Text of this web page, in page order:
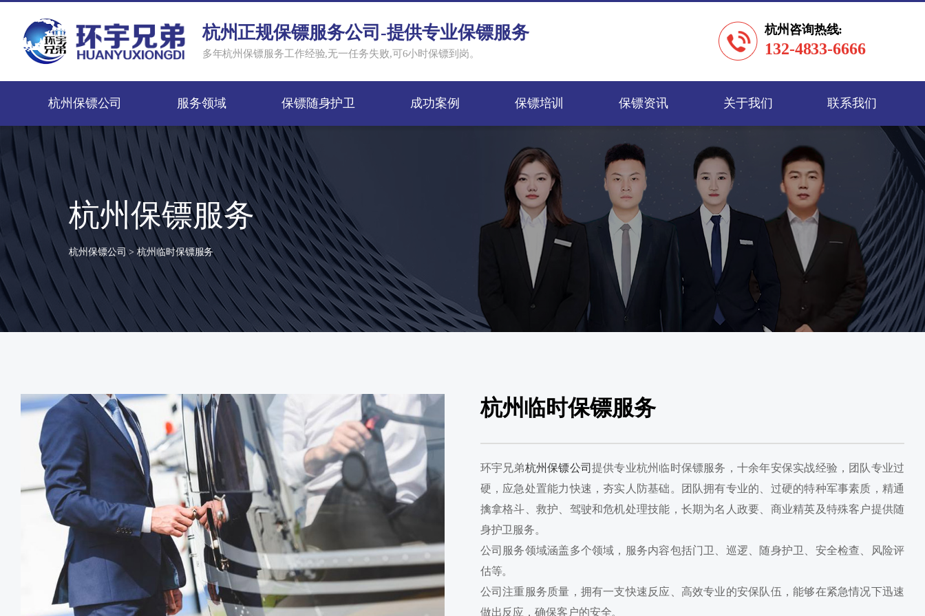
杭州正规保镖服务公司-提供专业保镖服务
多年杭州保镖服务工作经验,无一任务失败,可6小时保镖到岗。
杭州咨询热线:
132-4833-6666
杭州保镖公司 服务领域 保镖随身护卫 成功案例 保镖培训 保镖资讯 关于我们 联系我们
杭州保镖服务
杭州保镖公司>杭州临时保镖服务
杭州临时保镖服务
环宇兄弟杭州保镖公司 提供专业杭州临时保镖服务，十余年安保实战经验，团队专业过
硬，应急处置能力快速，夯实人防基础。团队拥有专业的、过硬的特种军事素质，精通
擒拿格斗、救护、驾驶和危机处理技能，长期为名人政要、商业精英及特殊客户提供随
身护卫服务。
公司服务领域涵盖多个领域，服务内容包括门卫、巡逻、随身护卫、安全检查、风险评
估等。
公司注重服务质量，拥有一支快速反应、高效专业的安保队伍，能够在紧急情况下迅速
做出反应，确保客户的安全。